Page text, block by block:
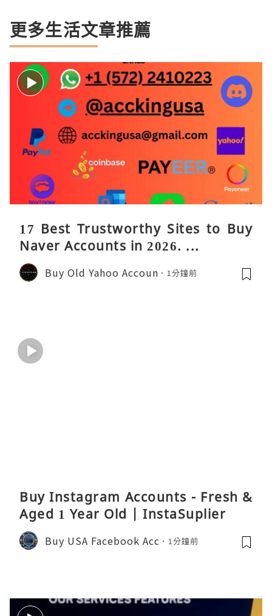
更多生活文章推薦
17 Best Trustworthy Sites to Buy
Naver Accounts in 2026. ...
Buy Old Yahoo Accoun 1分鐘前
Buy Instagram Accounts - Fresh &
Aged 1 Year Old | InstaSuplier
Buy USA Facebook Acc 1分鐘前